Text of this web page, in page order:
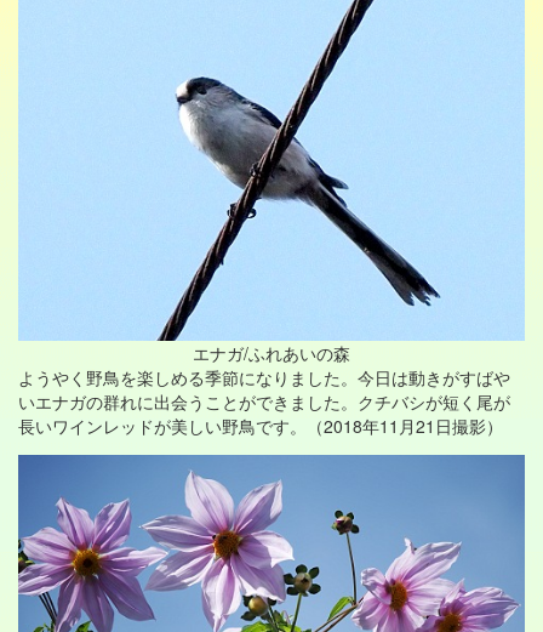
エナガ/ふれあいの森
ようやく野鳥を楽しめる季節になりました。今日は動きがすばや
いエナガの群れに出会うことができました。クチバシが短く尾が
長いワインレッドが美しい野鳥です。（2018年11月21日撮影）